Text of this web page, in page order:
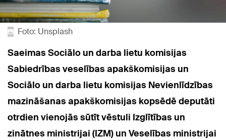
Foto: Unsplash
Saeimas Sociālo un darba lietu komisijas
Sabiedrības veselības apakškomisijas un
Sociālo un darba lietu komisijas Nevienlīdzības
mazināšanas apakškomisijas kopsēdē deputāti
otrdien vienojās sūtīt vēstuli Izglītības un
zinātnes ministrijai (IZM) un Veselības ministrijai